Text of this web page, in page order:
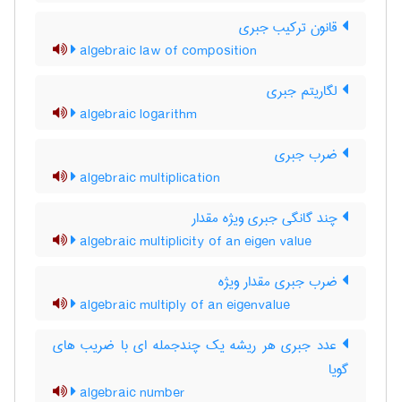
قانون ترکیب جبری
algebraic law of composition
لگاریتم جبری
algebraic logarithm
ضرب جبری
algebraic multiplication
چند گانگی جبری ویژه مقدار
algebraic multiplicity of an eigen value
ضرب جبری مقدار ویژه
algebraic multiply of an eigenvalue
عدد جبری هر ریشه یک چندجمله ای با ضریب های
گویا
algebraic number